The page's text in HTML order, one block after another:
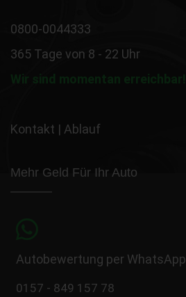
0800-0044333
365 Tage von 8 - 22 Uhr
Wir sind momentan erreichbar!
Kontakt | Ablauf
Mehr Geld Für Ihr Auto
Autobewertung per WhatsApp
0157 - 849 157 78